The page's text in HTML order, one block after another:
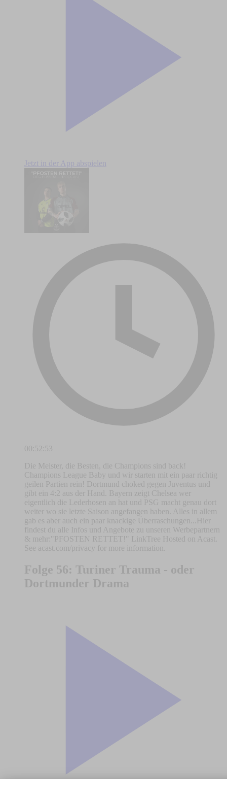
Jetzt in der App abspielen
00:52:53
Die Meister, die Besten, die Champions sind back!
Champions League Baby und wir starten mit ein paar richtig
geilen Partien rein! Dortmund choked gegen Juventus und
gibt ein 4:2 aus der Hand. Bayern zeigt Chelsea wer
eigentlich die Lederhosen an hat und PSG macht genau dort
weiter wo sie letzte Saison angefangen haben. Alles in allem
gab es aber auch ein paar knackige Überraschungen...Hier
findest du alle Infos und Angebote zu unseren Werbepartnern
& mehr:"PFOSTEN RETTET!" LinkTree Hosted on Acast.
See acast.com/privacy for more information.
Folge 56: Turiner Trauma - oder
Dortmunder Drama